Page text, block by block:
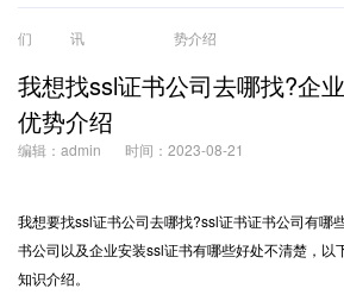
们 讯 势介绍
我想找ssl证书公司去哪找?企
优势介绍
编辑：admin 时间：2023-08-21
我想要找ssl证书公司去哪找?ssl证书证书公司有哪
书公司以及企业安装ssl证书有哪些好处不清楚，以
知识介绍。